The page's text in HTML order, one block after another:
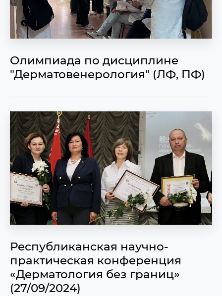
Олимпиада по дисциплине
"Дерматовенерология" (ЛФ, ПФ)
Республиканская научно-
практическая конференция
«Дерматология без границ»
(27/09/2024)